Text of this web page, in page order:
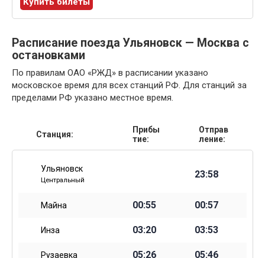
Расписание поезда Ульяновск — Москва с
остановками
По правилам ОАО «РЖД» в расписании указано
московское время для всех станций РФ. Для станций за
пределами РФ указано местное время.
Станция:
Прибы
тие:
Отправ
ление:
Ульяновск
Центральный
23:58
Майна 00:55 00:57
Инза 03:20 03:53
Рузаевка 05:26 05:46